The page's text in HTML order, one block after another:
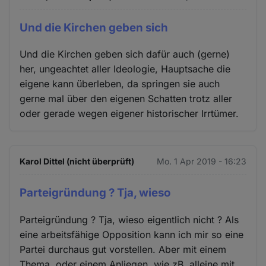
Und die Kirchen geben sich
Und die Kirchen geben sich dafür auch (gerne)
her, ungeachtet aller Ideologie, Hauptsache die
eigene kann überleben, da springen sie auch
gerne mal über den eigenen Schatten trotz aller
oder gerade wegen eigener historischer Irrtümer.
Karol Dittel (nicht überprüft) Mo. 1 Apr 2019 - 16:23
Parteigründung ? Tja, wieso
Parteigründung ? Tja, wieso eigentlich nicht ? Als
eine arbeitsfähige Opposition kann ich mir so eine
Partei durchaus gut vorstellen. Aber mit einem